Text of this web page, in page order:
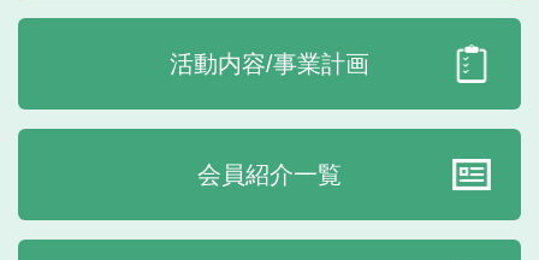
活動内容/事業計画
会員紹介一覧